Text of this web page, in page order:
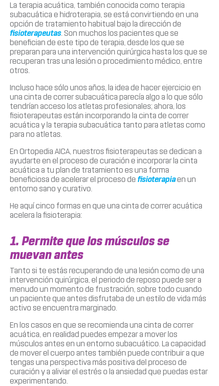
La terapia acuática, también conocida como terapia
subacuática e hidroterapia, se está convirtiendo en una
opción de tratamiento habitual bajo la dirección de
fisioterapeutas. Son muchos los pacientes que se
benefician de este tipo de terapia, desde los que se
preparan para una intervención quirúrgica hasta los que se
recuperan tras una lesión o procedimiento médico, entre
otros.
Incluso hace sólo unos años, la idea de hacer ejercicio en
una cinta de correr subacuática parecía algo a lo que sólo
tendrían acceso los atletas profesionales; ahora, los
fisioterapeutas están incorporando la cinta de correr
acuática y la terapia subacuática tanto para atletas como
para no atletas.
En Ortopedia AICA, nuestros fisioterapeutas se dedican a
ayudarte en el proceso de curación e incorporar la cinta
acuática a tu plan de tratamiento es una forma
beneficiosa de acelerar el proceso de fisioterapiaen un
entorno sano y curativo.
He aquí cinco formas en que una cinta de correr acuática
acelera la fisioterapia:
1. Permite que los músculos se
muevan antes
Tanto si te estás recuperando de una lesión como de una
intervención quirúrgica, el periodo de reposo puede ser a
menudo un momento de frustración, sobre todo cuando
un paciente que antes disfrutaba de un estilo de vida más
activo se encuentra marginado.
En los casos en que se recomienda una cinta de correr
acuática, en realidad puedes empezar a mover los
músculos antes en un entorno subacuático. La capacidad
de mover el cuerpo antes también puede contribuir a que
tengas una perspectiva más positiva del proceso de
curación y a aliviar el estrés o la ansiedad que puedas estar
experimentando.